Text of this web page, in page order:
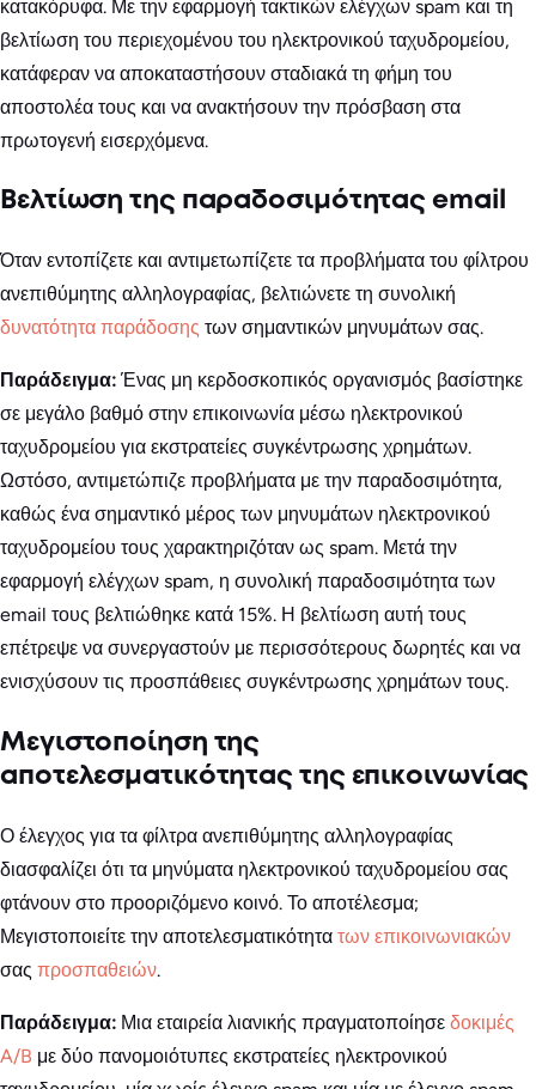
κατακόρυφα. Με την εφαρμογή τακτικών ελέγχων spam και τη
βελτίωση του περιεχομένου του ηλεκτρονικού ταχυδρομείου,
κατάφεραν να αποκαταστήσουν σταδιακά τη φήμη του
αποστολέα τους και να ανακτήσουν την πρόσβαση στα
πρωτογενή εισερχόμενα.
Βελτίωση της παραδοσιμότητας email
Όταν εντοπίζετε και αντιμετωπίζετε τα προβλήματα του φίλτρου
ανεπιθύμητης αλληλογραφίας, βελτιώνετε τη συνολική
δυνατότητα παράδοσης των σημαντικών μηνυμάτων σας.
Παράδειγμα: Ένας μη κερδοσκοπικός οργανισμός βασίστηκε
σε μεγάλο βαθμό στην επικοινωνία μέσω ηλεκτρονικού
ταχυδρομείου για εκστρατείες συγκέντρωσης χρημάτων.
Ωστόσο, αντιμετώπιζε προβλήματα με την παραδοσιμότητα,
καθώς ένα σημαντικό μέρος των μηνυμάτων ηλεκτρονικού
ταχυδρομείου τους χαρακτηριζόταν ως spam. Μετά την
εφαρμογή ελέγχων spam, η συνολική παραδοσιμότητα των
email τους βελτιώθηκε κατά 15%. Η βελτίωση αυτή τους
επέτρεψε να συνεργαστούν με περισσότερους δωρητές και να
ενισχύσουν τις προσπάθειες συγκέντρωσης χρημάτων τους.
Μεγιστοποίηση της
αποτελεσματικότητας της επικοινωνίας
Ο έλεγχος για τα φίλτρα ανεπιθύμητης αλληλογραφίας
διασφαλίζει ότι τα μηνύματα ηλεκτρονικού ταχυδρομείου σας
φτάνουν στο προοριζόμενο κοινό. Το αποτέλεσμα;
Μεγιστοποιείτε την αποτελεσματικότητα των επικοινωνιακών
σας προσπαθειών.
Παράδειγμα: Μια εταιρεία λιανικής πραγματοποίησε δοκιμές
A/B με δύο πανομοιότυπες εκστρατείες ηλεκτρονικού